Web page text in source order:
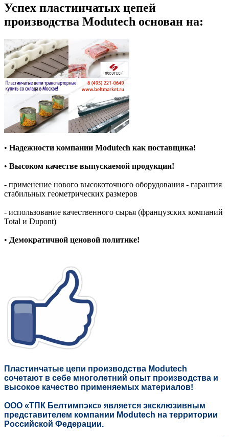
Успех пластинчатых цепей
производства Modutech основан на:
• Надежности компании Modutech как поставщика!
• Высоком качестве выпускаемой продукции!
- применение нового высокоточного оборудования - гарантия
стабильных геометрических размеров
- использование качественного сырья (французских компаний
Total и Dupont)
• Демократичной ценовой политике!
Пластинчатые цепи производства Modutech
сочетают в себе многолетний опыт производства и
высокое качество применяемых материалов!
ООО «ТПК Белтимпэкс» является эксклюзивным
представителем компании Modutech на территории
Российской Федерации.